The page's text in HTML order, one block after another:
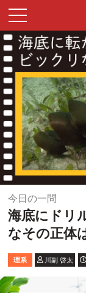
今日の一問
海底にドリ
なその正体
理系 川副 啓太